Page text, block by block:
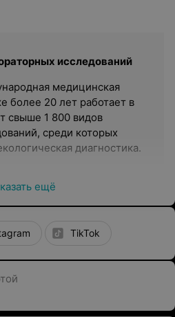
исследований
медицинская
более 20 лет работает в
свыше 1 800 видов
среди которых
диагностика.
японских,
используют
результатов
ещё
TikTok